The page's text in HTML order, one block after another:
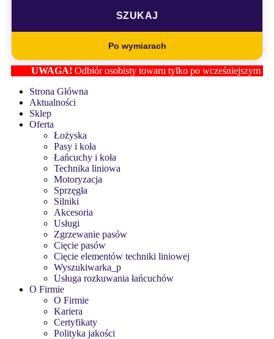
Po wymiarach
UWAGA!Odbiór osobisty towaru tylko po wcześniejszym
Strona Główna
Aktualności
Sklep
Oferta
Łożyska
Pasy i koła
Łańcuchy i koła
Technika liniowa
Motoryzacja
Sprzęgła
Silniki
Akcesoria
Usługi
Zgrzewanie pasów
Cięcie pasów
Cięcie elementów techniki liniowej
Wyszukiwarka_p
Usługa rozkuwania łańcuchów
O Firmie
O Firmie
Kariera
Certyfikaty
Polityka jakości